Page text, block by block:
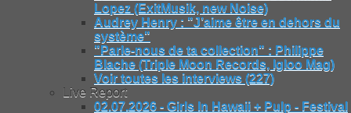
Lopez (ExitMusik, new Noise)
Audrey Henry : "J’aime être en dehors du
système"
"Parle-nous de ta collection" : Philippe
Blache (Triple Moon Records, Igloo Mag)
Voir toutes les interviews (227)
Live Report
02.07.2026 - Girls In Hawaii + Pulp - Festival